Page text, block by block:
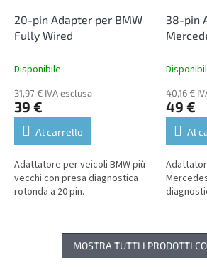
20-pin Adapter per BMW
Fully Wired
Disponibile
31,97 € IVA esclusa
39 €
Al carrello
Adattatore per veicoli BMW più
vecchi con presa diagnostica
rotonda a 20 pin.
38-pin
40,16 €
49 €
Al
MOSTRA TUTTI I PRODOTTI